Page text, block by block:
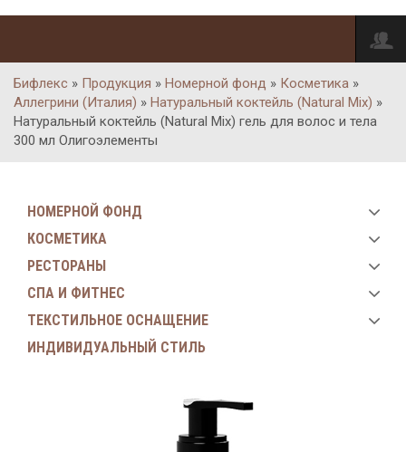
Бифлекс » Продукция » Номерной фонд » Косметика »
Аллегрини (Италия) » Натуральный коктейль (Natural Mix) »
Натуральный коктейль (Natural Mix) гель для волос и тела
300 мл Олигоэлементы
НОМЕРНОЙ ФОНД
КОСМЕТИКА
РЕСТОРАНЫ
СПА И ФИТНЕС
ТЕКСТИЛЬНОЕ ОСНАЩЕНИЕ
ИНДИВИДУАЛЬНЫЙ СТИЛЬ